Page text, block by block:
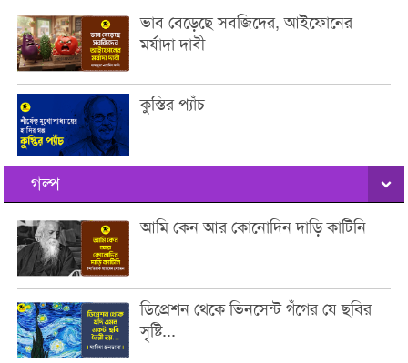
ভাব বেড়েছে সবজিদের, আইফোনের
মর্যাদা দাবী
কুস্তির প্যাঁচ
গল্প
আমি কেন আর কোনোদিন দাড়ি কাটিনি
ডিপ্রেশন থেকে ভিনসেন্ট গঁগের যে ছবির
সৃষ্টি...